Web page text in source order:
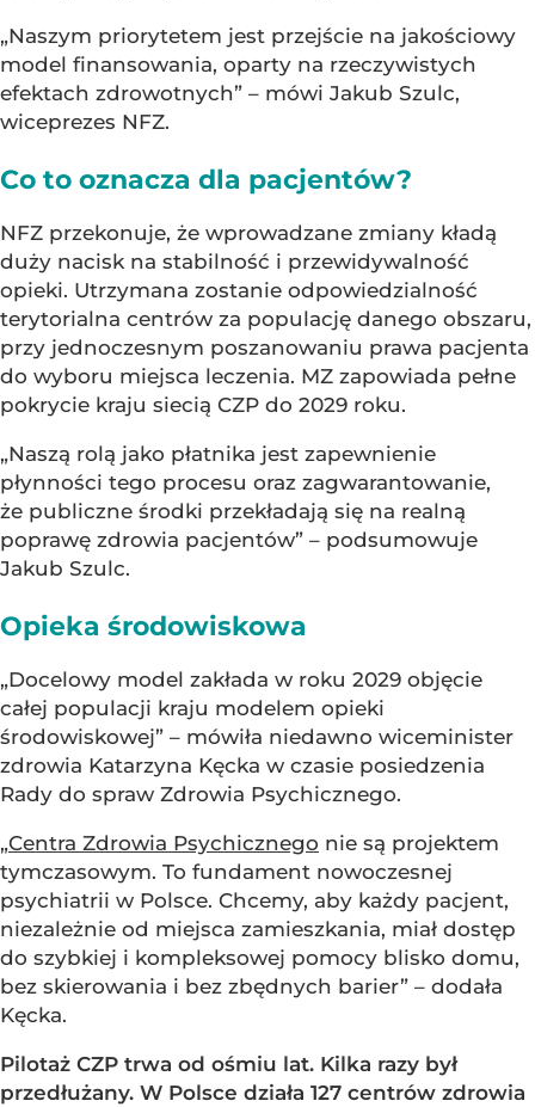
„Naszym priorytetem jest przejście na jakościowy
model finansowania, oparty na rzeczywistych
efektach zdrowotnych” – mówi Jakub Szulc,
wiceprezes NFZ.
Co to oznacza dla pacjentów?
NFZ przekonuje, że wprowadzane zmiany kładą
duży nacisk na stabilność i przewidywalność
opieki. Utrzymana zostanie odpowiedzialność
terytorialna centrów za populację danego obszaru,
przy jednoczesnym poszanowaniu prawa pacjenta
do wyboru miejsca leczenia. MZ zapowiada pełne
pokrycie kraju siecią CZP do 2029 roku.
„Naszą rolą jako płatnika jest zapewnienie
płynności tego procesu oraz zagwarantowanie,
że publiczne środki przekładają się na realną
poprawę zdrowia pacjentów” – podsumowuje
Jakub Szulc.
Opieka środowiskowa
„Docelowy model zakłada w roku 2029 objęcie
całej populacji kraju modelem opieki
środowiskowej” – mówiła niedawno wiceminister
zdrowia Katarzyna Kęcka w czasie posiedzenia
Rady do spraw Zdrowia Psychicznego.
„Centra Zdrowia Psychicznego nie są projektem
tymczasowym. To fundament nowoczesnej
psychiatrii w Polsce. Chcemy, aby każdy pacjent,
niezależnie od miejsca zamieszkania, miał dostęp
do szybkiej i kompleksowej pomocy blisko domu,
bez skierowania i bez zbędnych barier” – dodała
Kęcka.
Pilotaż CZP trwa od ośmiu lat. Kilka razy był
przedłużany. W Polsce działa 127 centrów zdrowia